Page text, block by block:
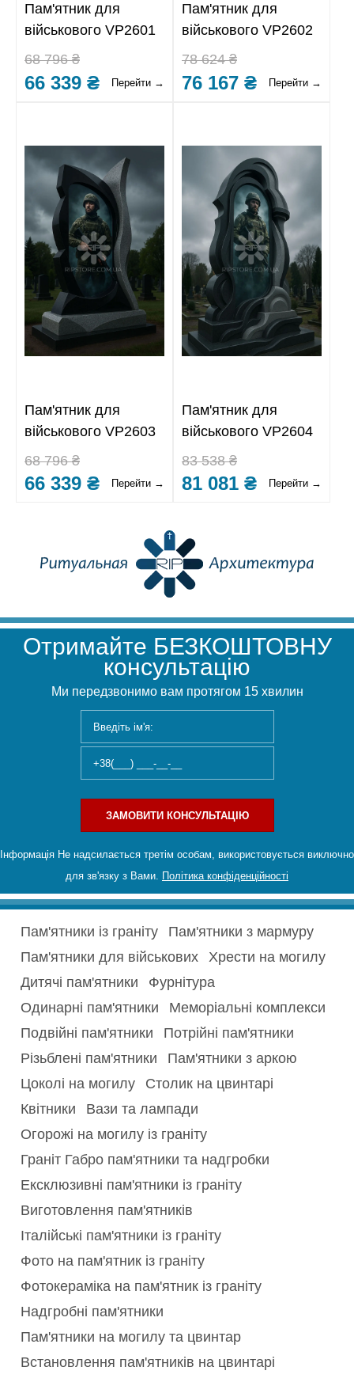
Пам'ятник для
військового VP2601
68 796 ₴
66 339 ₴ Перейти →
Пам'ятник для
військового VP2602
78 624 ₴
76 167 ₴ Перейти →
Пам'ятник для
військового VP2603
68 796 ₴
66 339 ₴ Перейти →
Пам'ятник для
військового VP2604
83 538 ₴
81 081 ₴ Перейти →
Отримайте БЕЗКОШТОВНУ
консультацію
Ми передзвонимо вам протягом 15 хвилин
ЗАМОВИТИ КОНСУЛЬТАЦІЮ
Інформація Не надсилається третім особам, використовується виключно
для зв'язку з Вами. Політика конфіденційності
Пам'ятники із граніту
Пам'ятники з мармуру
Пам'ятники для військових
Хрести на могилу
Дитячі пам'ятники
Фурнітура
Одинарні пам'ятники
Меморіальні комплекси
Подвійні пам'ятники
Потрійні пам'ятники
Різьблені пам'ятники
Пам'ятники з аркою
Цоколі на могилу
Столик на цвинтарі
Квітники
Вази та лампади
Огорожі на могилу із граніту
Граніт Габро пам'ятники та надгробки
Ексклюзивні пам'ятники із граніту
Виготовлення пам'ятників
Італійські пам'ятники із граніту
Фото на пам'ятник із граніту
Фотокераміка на пам'ятник із граніту
Надгробні пам'ятники
Пам'ятники на могилу та цвинтар
Встановлення пам'ятників на цвинтарі